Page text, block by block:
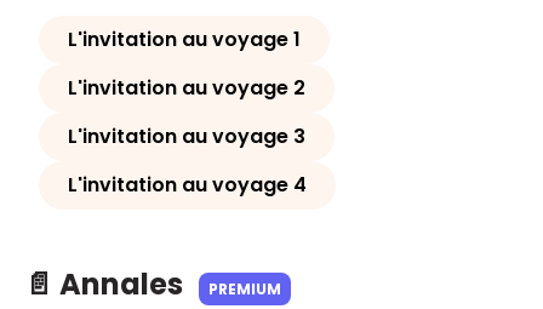
L'invitation au voyage 1
L'invitation au voyage 2
L'invitation au voyage 3
L'invitation au voyage 4
📄 Annales PREMIUM